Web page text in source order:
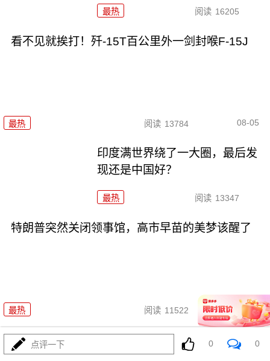
最热 阅读 16205
看不见就挨打！歼-15T百公里外一剑封喉F-15J
最热 阅读 13784 08-05
印度满世界绕了一大圈，最后发
现还是中国好？
最热 阅读 13347
特朗普突然关闭领事馆，高市早苗的美梦该醒了
最热 阅读 11522 08-05
特朗普的制造业\"回流梦\"，为何
成了回流东大？
点评一下 0 0